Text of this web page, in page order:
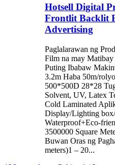
Hotsell Digital
Frontlit Backlit
Advertising
Paglalarawan ng
Film na may
Puting Ibabaw
3.2m Haba 50m/
500*500D 28*28
Solvent, UV, Latex
Cold Laminated
Display/Lighting
Waterproof+Eco-
3500000 Square
Buwan Oras ng
meters)1 – 20...